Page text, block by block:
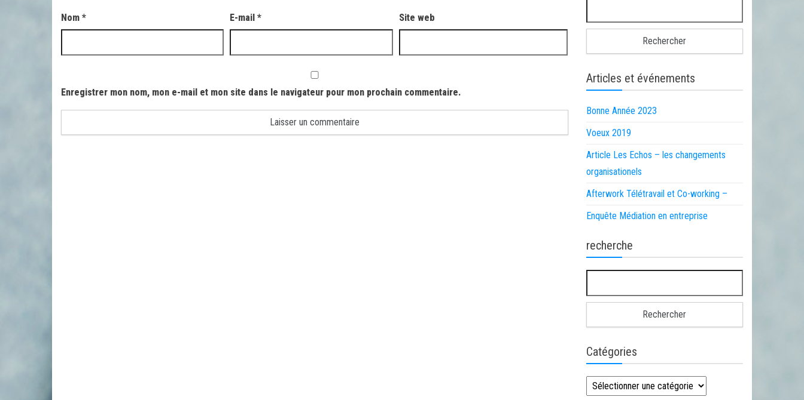
Nom * E-mail* Site web
Enregistrer mon nom, mon e-mail et mon site dans le navigateur pour mon prochain commentaire.
Articles et événements
Bonne Année 2023
Voeux 2019
Article Les Echos – les changements
organisationels
Afterwork Télétravail et Co-working –
Enquête Médiation en entreprise
recherche
Catégories
Catégories